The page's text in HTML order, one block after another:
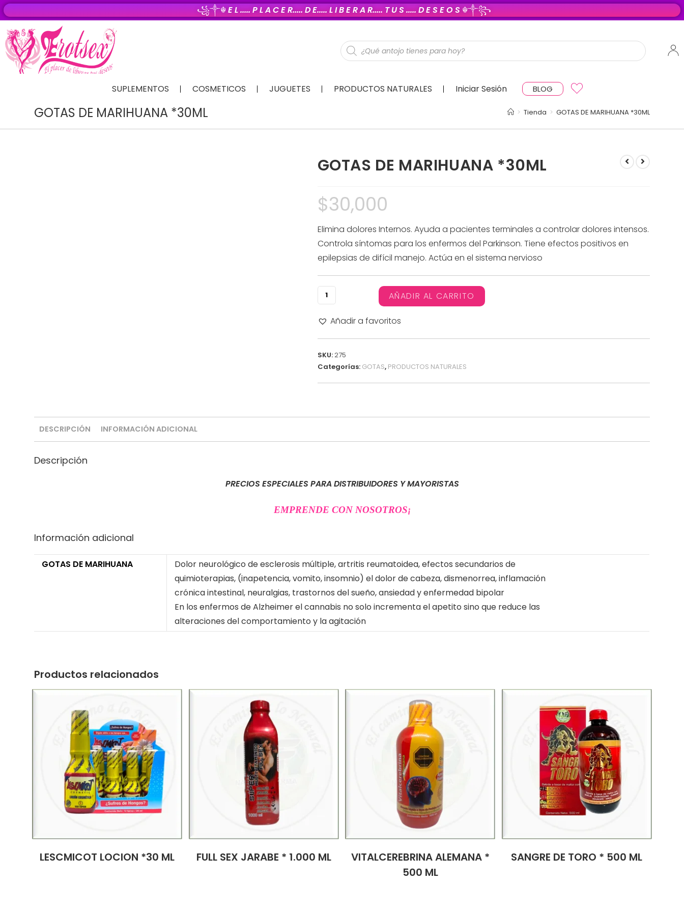
꧁༒☬E L ..... P L A C E R..... D E..... L I B E R A R..... T U S ..... D E S E O S☬༒꧂
SUPLEMENTOS COSMETICOS JUGUETES PRODUCTOS NATURALES Iniciar Sesión BLOG
GOTAS DE MARIHUANA *30ML > Tienda > GOTAS DE MARIHUANA *30ML
GOTAS DE MARIHUANA *30ML
$30,000
Elimina dolores Internos. Ayuda a pacientes terminales a controlar dolores intensos.
Controla síntomas para los enfermos del Parkinson. Tiene efectos positivos en
epilepsias de difícil manejo. Actúa en el sistema nervioso
AÑADIR AL CARRITO
Añadir a favoritos
SKU:275
Categorías: GOTAS, PRODUCTOS NATURALES
DESCRIPCIÓN INFORMACIÓN ADICIONAL
Descripción
PRECIOS ESPECIALES PARA DISTRIBUIDORES Y MAYORISTAS
EMPRENDE CON NOSOTROS¡
Información adicional
GOTAS DE MARIHUANA
Dolor neurológico de esclerosis múltiple, artritis reumatoidea, efectos secundarios de
quimioterapias, (inapetencia, vomito, insomnio) el dolor de cabeza, dismenorrea, inflamación
crónica intestinal, neuralgias, trastornos del sueño, ansiedad y enfermedad bipolar
En los enfermos de Alzheimer el cannabis no solo incrementa el apetito sino que reduce las
alteraciones del comportamiento y la agitación
Productos relacionados
LESCMICOT LOCION *30 ML FULL SEX JARABE * 1.000 ML
VITALCEREBRINA ALEMANA *
500 ML
SANGRE DE TORO * 500 ML